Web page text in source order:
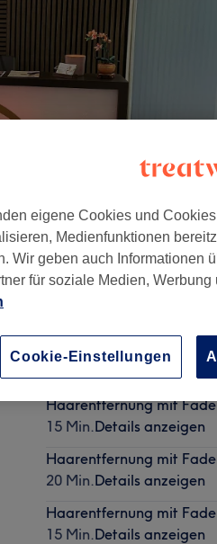
Haarentfernung mit
Haarentfernung mit
15 Min.Details anzeigen
Haarentfernung mit
20 Min.Details anzeigen
Haarentfernung mit
15 Min.Details anzeigen
eigene Cookies und
Medienfunktionen
Wir geben auch Informationen
für soziale Medien, Werbung
Cookie-Einstellungen